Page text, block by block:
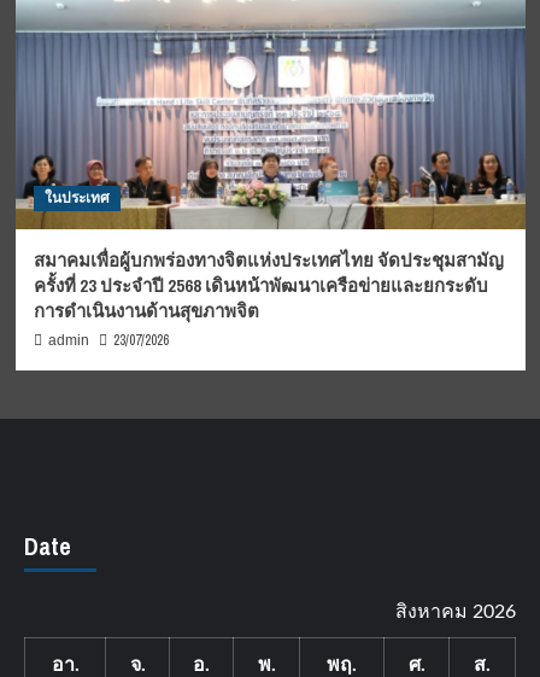
ในประเทศ
สมาคมเพื่อผู้บกพร่องทางจิตแห่งประเทศไทย จัดประชุมสามัญ
ครั้งที่ 23 ประจำปี 2568 เดินหน้าพัฒนาเครือข่ายและยกระดับ
การดำเนินงานด้านสุขภาพจิต
admin 23/07/2026
Date
สิงหาคม 2026
อา. จ. อ. พ. พฤ. ศ. ส.